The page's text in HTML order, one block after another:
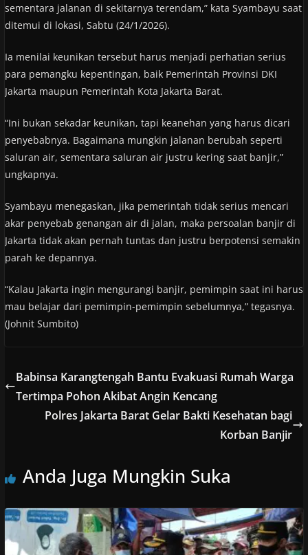
sementara jalanan di sekitarnya terendam,” kata Syambayu saat
ditemui di lokasi, Sabtu (24/1/2026).
Ia menilai keunikan tersebut harus menjadi perhatian serius
para pemangku kepentingan, baik Pemerintah Provinsi DKI
Jakarta maupun Pemerintah Kota Jakarta Barat.
“Ini bukan sekadar keunikan, tapi keanehan yang harus dicari
penyebabnya. Bagaimana mungkin jalanan berubah seperti
saluran air, sementara saluran air justru kering saat banjir,”
ungkapnya.
Syambayu menegaskan, jika pemerintah tidak serius mencari
akar penyebab genangan air di jalan, maka persoalan banjir di
Jakarta tidak akan pernah tuntas dan justru berpotensi semakin
parah ke depannya.
“Kalau Jakarta ingin mengurangi banjir, pemimpin saat ini harus
mau belajar dari pemimpin-pemimpin sebelumnya,” tegasnya.
(Johnit Sumbito)
Babinsa Karangtengah Bantu Evakuasi Rumah Warga
Tertimpa Pohon Akibat Angin Kencang
Polres Jakarta Barat Gelar Bakti Kesehatan bagi
Korban Banjir
Anda Juga Mungkin Suka